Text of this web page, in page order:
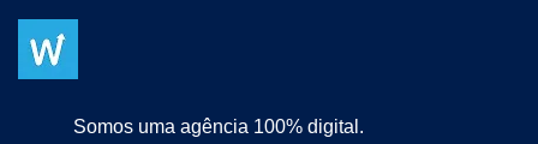
Somos uma agência 100% digital.